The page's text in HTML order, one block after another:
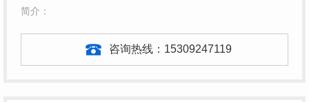
简介：
咨询热线： 15309247119